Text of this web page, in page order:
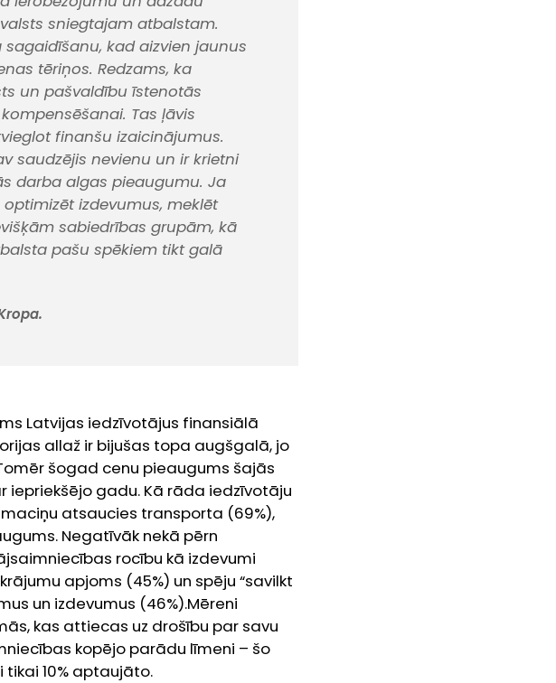
sniegtajam atbalstam.
kad aizvien jaunus
tēriņos. Redzams, ka
un pašvaldību īstenotās
Tas ļāvis
finanšu izaicinājumus.
saudzējis nevienu un ir krietni
darba algas pieaugumu. Ja
izdevumus, meklēt
sabiedrības grupām, kā
pašu spēkiem tikt galā
Latvijas iedzīvotājus finansiālā
allaž ir bijušas topa augšgalā, jo
šogad cenu pieaugums šajās
iepriekšējo gadu. Kā rāda iedzīvotāju
atsaucies transporta (69%),
Negatīvāk nekā pērn
rocību kā izdevumi
apjoms (45%) un spēju “savilkt
un izdevumus (46%).Mēreni
kas attiecas uz drošību par savu
kopējo parādu līmeni – šo
10% aptaujāto.